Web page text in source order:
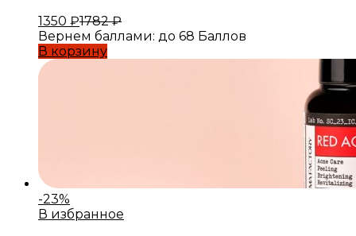
1350 ₽1782₽
Вернем баллами: до 68 Баллов
В корзину
-23%
В избранное